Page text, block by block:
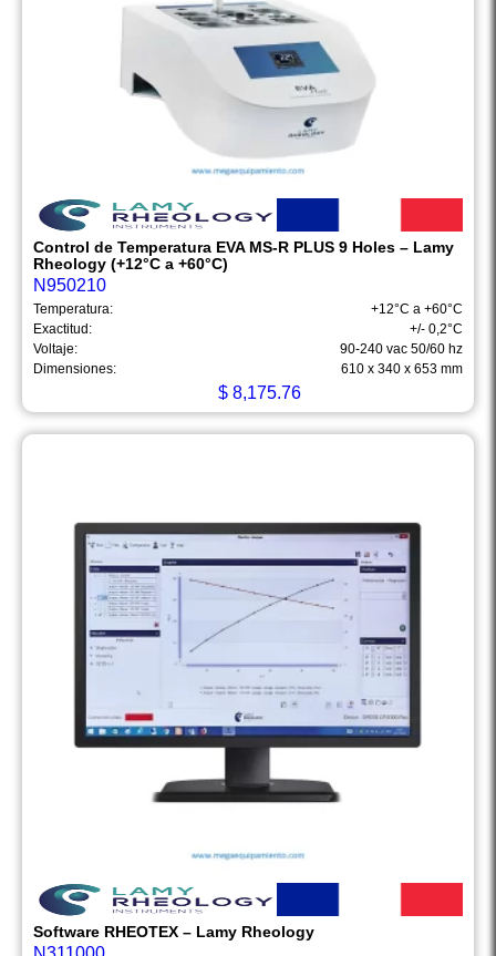
Control de Temperatura EVA MS-R PLUS 9 Holes – Lamy
Rheology (+12°C a +60°C)
N950210
Temperatura:
+12°C a +60°C
Exactitud:
+/- 0,2°C
Voltaje:
90-240 vac 50/60 hz
Dimensiones:
610 x 340 x 653 mm
$8,175.76
Software RHEOTEX – Lamy Rheology